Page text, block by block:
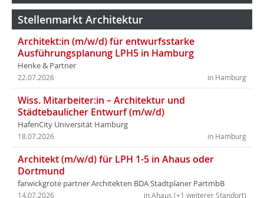
Stellenmarkt Architektur
Architekt:in (m/w/d) für entwurfsstarke
Ausführungsplanung LPH5 in Hamburg
Henke & Partner
in Hamburg
22.07.2026
Wiss. Mitarbeiter:in – Architektur und
Städtebaulicher Entwurf (m/w/d)
HafenCity Universität Hamburg
in Hamburg
18.07.2026
Architekt (m/w/d) für LPH 1-5 in Ahaus oder
Dortmund
farwickgrote partner Architekten BDA Stadtplaner PartmbB
in Ahaus (+1 weiterer Standort)
14.07.2026